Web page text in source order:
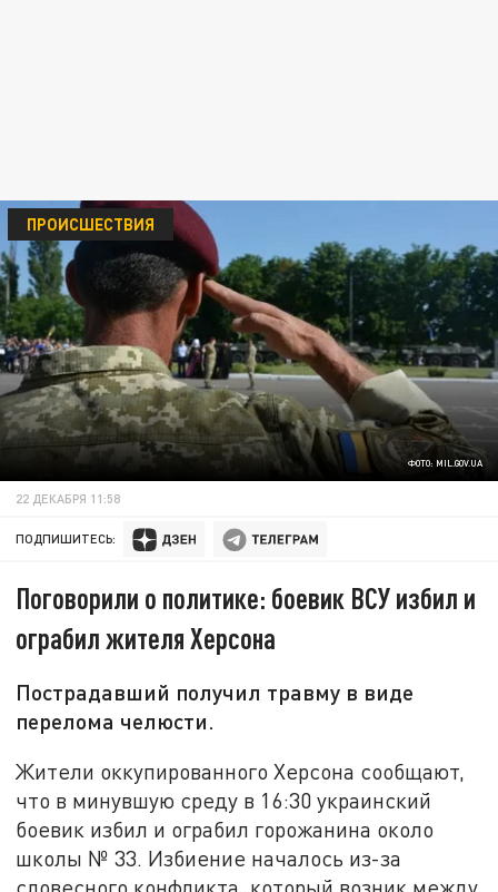
ФОТО: MIL.GOV.UA
ПРОИСШЕСТВИЯ
22 ДЕКАБРЯ 11:58
ПОДПИШИТЕСЬ:
Поговорили о политике: боевик ВСУ избил и
ограбил жителя Херсона
Пострадавший получил травму в виде
перелома челюсти.
Жители оккупированного Херсона сообщают,
что в минувшую среду в 16:30 украинский
боевик избил и ограбил горожанина около
школы № 33. Избиение началось из-за
словесного конфликта, который возник между